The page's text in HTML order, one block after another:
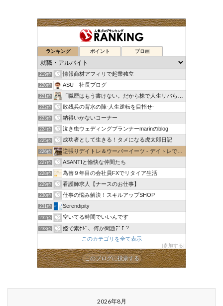
ランキング ポイント ブロ画
219位 情報商材アフィリで起業独立
220位 ASU 社長ブログ
221位 「職歴はもう書けない。だから株で人生リバらせる。
222位 敗残兵の背水の陣-人生逆転を目指せ-
223位 納得いかないコーナー
224位 泣き虫ウェディングプランナーmarinのblog
225位 成功者として生きる！タメになる虎太郎日記
226位 逆張りデイトレ＆ウーバーイーツ - デイトレで1日1万円稼ぐ
227位 ASANTIと愉快な仲間たち
228位 為替９年目の会社員FXでリタイア生活
229位 看護師求人【ナースのお仕事】
230位 仕事の悩み解決！スキルアップSHOP
231位 Serendipity
232位 空いてる時間でいいんです
233位
姫で素ｹﾄﾞ、何か問題ﾃﾞﾓ？
このカテゴリを全て表示
参加する
このブログに投票する
2026年8月